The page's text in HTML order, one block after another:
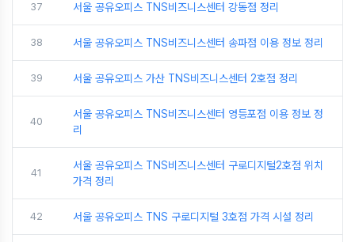
37 서울 공유오피스 TNS비즈니스센터 강동점 정리
38 서울 공유오피스 TNS비즈니스센터 송파점 이용 정보 정리
39 서울 공유오피스 가산 TNS비즈니스센터 2호점 정리
40
서울 공유오피스 TNS비즈니스센터 영등포점 이용 정보 정
리
41
서울 공유오피스 TNS비즈니스센터 구로디지털2호점 위치
가격 정리
42 서울 공유오피스 TNS 구로디지털 3호점 가격 시설 정리